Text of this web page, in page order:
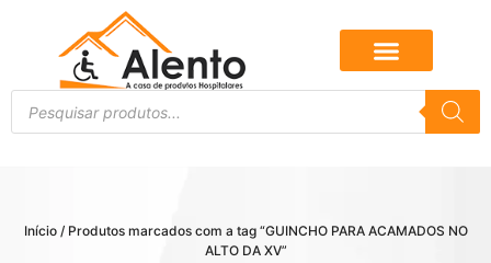
Início/ Produtos marcados com a tag “GUINCHO PARA ACAMADOS NO
ALTO DA XV”